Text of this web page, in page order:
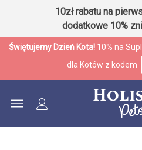
10zł rabatu na
dodatkowe 10%
Świętujemy Dzień Kota! 10% na
dla Kotów z kodem